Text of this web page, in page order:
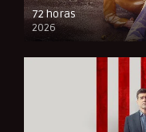
72 horas
2026
FULL HD